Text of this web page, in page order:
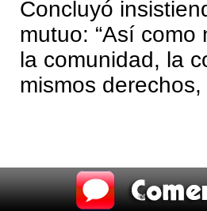
Concluyó
mutuo: “Así
la comunidad, la
mismos derechos,